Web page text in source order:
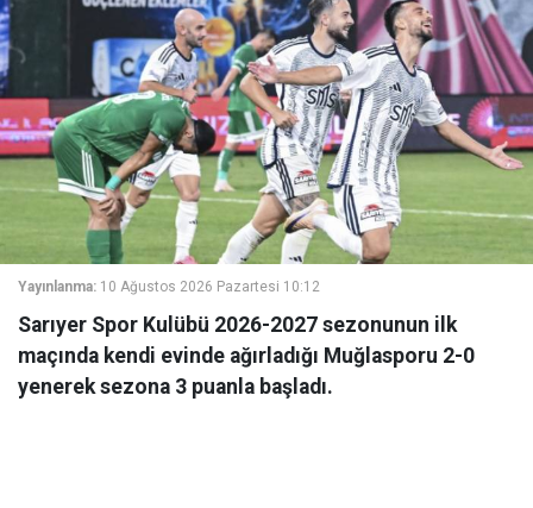
Yayınlanma: 10 Ağustos 2026 Pazartesi 10:12
Sarıyer Spor Kulübü 2026-2027 sezonunun ilk
maçında kendi evinde ağırladığı Muğlasporu 2-0
yenerek sezona 3 puanla başladı.